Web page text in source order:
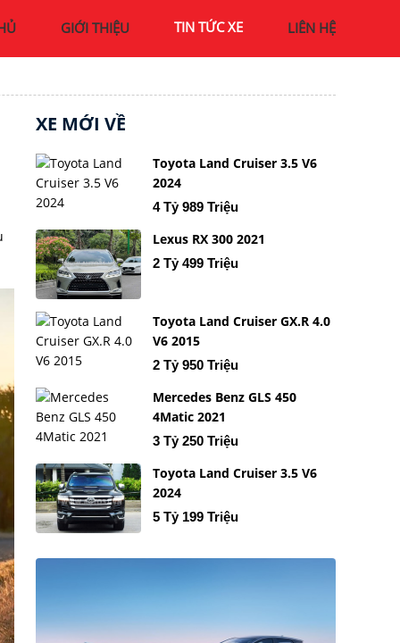
GIỚI THIỆU TIN TỨC XE LIÊN HỆ
XE MỚI VỀ
Toyota Land Cruiser 3.5 V6
2024
4 Tỷ 989 Triệu
Lexus RX 300 2021
2 Tỷ 499 Triệu
Toyota Land Cruiser GX.R 4.0
V6 2015
2 Tỷ 950 Triệu
Mercedes Benz GLS 450
4Matic 2021
3 Tỷ 250 Triệu
Toyota Land Cruiser 3.5 V6
2024
5 Tỷ 199 Triệu